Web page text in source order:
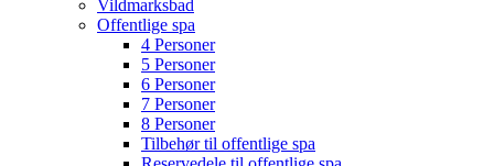
Vildmarksbad
Offentlige spa
4 Personer
5 Personer
6 Personer
7 Personer
8 Personer
Tilbehør til offentlige spa